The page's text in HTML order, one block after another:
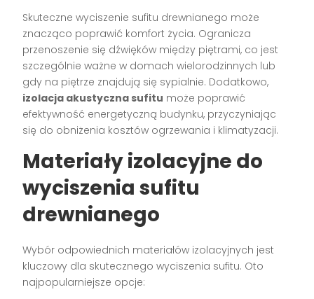
Skuteczne wyciszenie sufitu drewnianego może
znacząco poprawić komfort życia. Ogranicza
przenoszenie się dźwięków między piętrami, co jest
szczególnie ważne w domach wielorodzinnych lub
gdy na piętrze znajdują się sypialnie. Dodatkowo,
izolacja akustyczna sufitu może poprawić
efektywność energetyczną budynku, przyczyniając
się do obniżenia kosztów ogrzewania i klimatyzacji.
Materiały izolacyjne do
wyciszenia sufitu
drewnianego
Wybór odpowiednich materiałów izolacyjnych jest
kluczowy dla skutecznego wyciszenia sufitu. Oto
najpopularniejsze opcje: